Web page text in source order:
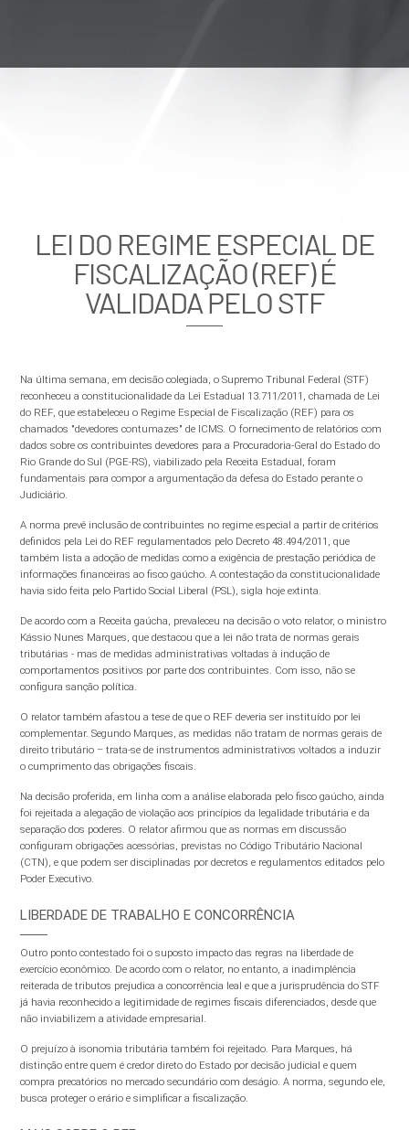
LEI DO REGIME ESPECIAL DE
FISCALIZAÇÃO (REF) É
VALIDADA PELO STF
Na última semana, em decisão colegiada, o Supremo Tribunal Federal (STF)
reconheceu a constitucionalidade da Lei Estadual 13.711/2011, chamada de Lei
do REF, que estabeleceu o Regime Especial de Fiscalização (REF) para os
chamados "devedores contumazes" de ICMS. O fornecimento de relatórios com
dados sobre os contribuintes devedores para a Procuradoria-Geral do Estado do
Rio Grande do Sul (PGE-RS), viabilizado pela Receita Estadual, foram
fundamentais para compor a argumentação da defesa do Estado perante o
Judiciário.
A norma prevê inclusão de contribuintes no regime especial a partir de critérios
definidos pela Lei do REF regulamentados pelo Decreto 48.494/2011, que
também lista a adoção de medidas como a exigência de prestação periódica de
informações financeiras ao fisco gaúcho. A contestação da constitucionalidade
havia sido feita pelo Partido Social Liberal (PSL), sigla hoje extinta.
De acordo com a Receita gaúcha, prevaleceu na decisão o voto relator, o ministro
Kássio Nunes Marques, que destacou que a lei não trata de normas gerais
tributárias - mas de medidas administrativas voltadas à indução de
comportamentos positivos por parte dos contribuintes. Com isso, não se
configura sanção política.
O relator também afastou a tese de que o REF deveria ser instituído por lei
complementar. Segundo Marques, as medidas não tratam de normas gerais de
direito tributário – trata-se de instrumentos administrativos voltados a induzir
o cumprimento das obrigações fiscais.
Na decisão proferida, em linha com a análise elaborada pelo fisco gaúcho, ainda
foi rejeitada a alegação de violação aos princípios da legalidade tributária e da
separação dos poderes. O relator afirmou que as normas em discussão
configuram obrigações acessórias, previstas no Código Tributário Nacional
(CTN), e que podem ser disciplinadas por decretos e regulamentos editados pelo
Poder Executivo.
LIBERDADE DE TRABALHO E CONCORRÊNCIA
Outro ponto contestado foi o suposto impacto das regras na liberdade de
exercício econômico. De acordo com o relator, no entanto, a inadimplência
reiterada de tributos prejudica a concorrência leal e que a jurisprudência do STF
já havia reconhecido a legitimidade de regimes fiscais diferenciados, desde que
não inviabilizem a atividade empresarial.
O prejuízo à isonomia tributária também foi rejeitado. Para Marques, há
distinção entre quem é credor direto do Estado por decisão judicial e quem
compra precatórios no mercado secundário com deságio. A norma, segundo ele,
busca proteger o erário e simplificar a fiscalização.